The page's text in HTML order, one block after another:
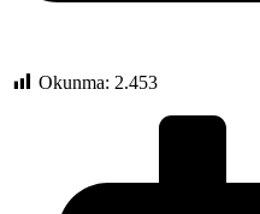
Okunma: 2.453